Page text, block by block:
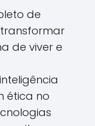
de
de viver e
ética no